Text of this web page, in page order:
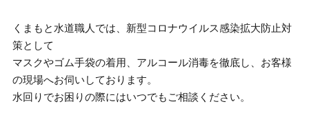
くまもと水道職人では、新型コロナウイルス感染拡大防止対
策として
マスクやゴム手袋の着用、アルコール消毒を徹底し、お客様
の現場へお伺いしております。
水回りでお困りの際にはいつでもご相談ください。